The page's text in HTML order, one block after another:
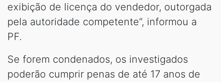
exibição de licença do vendedor, outorgada
pela autoridade competente”, informou a
PF.
Se forem condenados, os investigados
poderão cumprir penas de até 17 anos de